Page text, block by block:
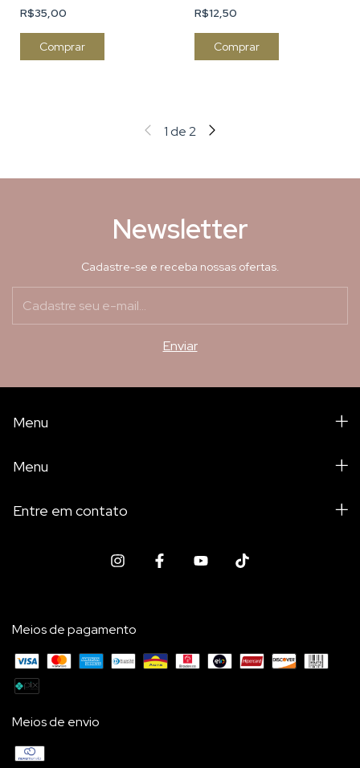
R$35,00
R$12,50
Comprar
1 de2
Newsletter
Cadastre-se e receba nossas ofertas.
Menu
Menu
Entre em contato
Meios de pagamento
Meios de envio